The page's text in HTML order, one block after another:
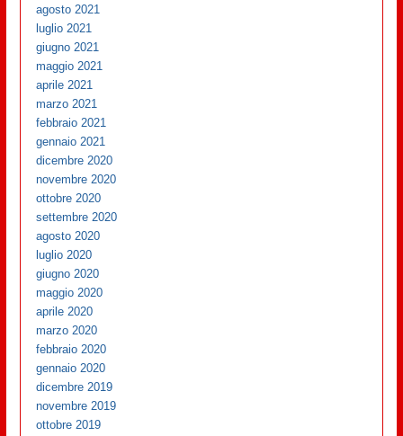
agosto 2021
luglio 2021
giugno 2021
maggio 2021
aprile 2021
marzo 2021
febbraio 2021
gennaio 2021
dicembre 2020
novembre 2020
ottobre 2020
settembre 2020
agosto 2020
luglio 2020
giugno 2020
maggio 2020
aprile 2020
marzo 2020
febbraio 2020
gennaio 2020
dicembre 2019
novembre 2019
ottobre 2019